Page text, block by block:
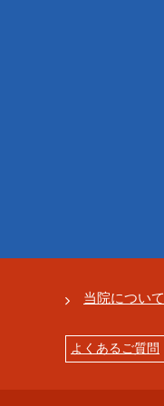
当院について
よくあるご質問